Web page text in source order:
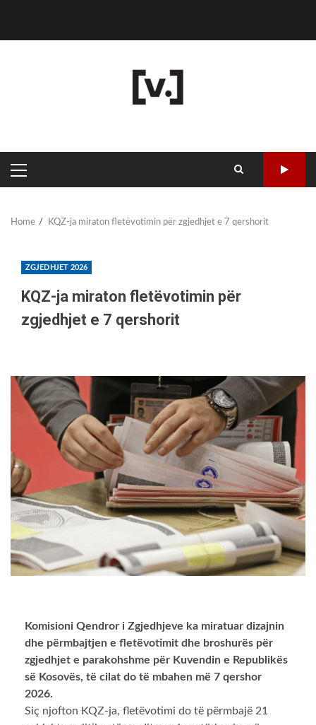
content
PRIMARY
MENU
Home KQZ-ja miraton fletëvotimin për zgjedhjet e 7 qershorit
ZGJEDHJET 2026
KQZ-ja miraton fletëvotimin për
zgjedhjet e 7 qershorit
Komisioni Qendror i Zgjedhjeve ka miratuar dizajnin
dhe përmbajtjen e fletëvotimit dhe broshurës për
zgjedhjet e parakohshme për Kuvendin e Republikës
së Kosovës, të cilat do të mbahen më 7 qershor
2026.
Siç njofton KQZ-ja, fletëvotimi do të përmbajë 21